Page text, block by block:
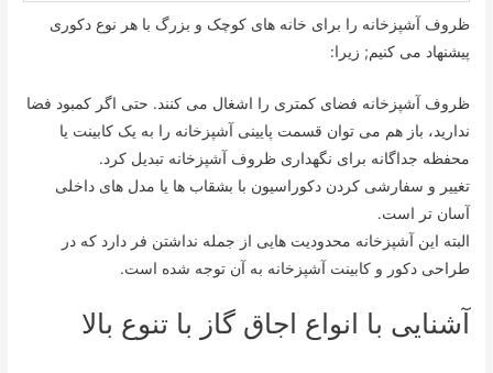
ظروف آشپزخانه را برای خانه های کوچک و بزرگ با هر نوع دکوری
پیشنهاد می کنیم; زیرا:
ظروف آشپزخانه فضای کمتری را اشغال می کنند. حتی اگر کمبود فضا
ندارید، باز هم می توان قسمت پایینی آشپزخانه را به یک کابینت یا
محفظه جداگانه برای نگهداری ظروف آشپزخانه تبدیل کرد.
تغییر و سفارشی کردن دکوراسیون با بشقاب ها یا مدل های داخلی
آسان تر است.
البته این آشپزخانه محدودیت هایی از جمله نداشتن فر دارد که در
طراحی دکور و کابینت آشپزخانه به آن توجه شده است.
آشنایی با انواع اجاق گاز با تنوع بالا